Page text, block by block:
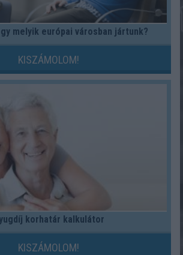
melyik európai városban jártunk?
KISZÁMOLOM!
korhatár kalkulátor
KISZÁMOLOM!